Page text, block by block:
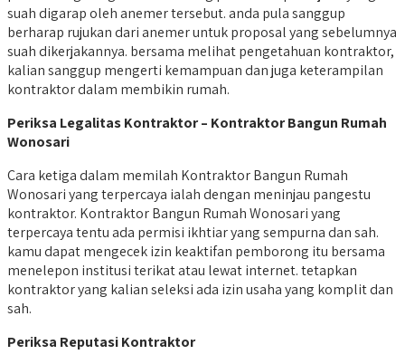
suah digarap oleh anemer tersebut. anda pula sanggup
berharap rujukan dari anemer untuk proposal yang sebelumnya
suah dikerjakannya. bersama melihat pengetahuan kontraktor,
kalian sanggup mengerti kemampuan dan juga keterampilan
kontraktor dalam membikin rumah.
Periksa Legalitas Kontraktor – Kontraktor Bangun Rumah
Wonosari
Cara ketiga dalam memilah Kontraktor Bangun Rumah
Wonosari yang terpercaya ialah dengan meninjau pangestu
kontraktor. Kontraktor Bangun Rumah Wonosari yang
terpercaya tentu ada permisi ikhtiar yang sempurna dan sah.
kamu dapat mengecek izin keaktifan pemborong itu bersama
menelepon institusi terikat atau lewat internet. tetapkan
kontraktor yang kalian seleksi ada izin usaha yang komplit dan
sah.
Periksa Reputasi Kontraktor